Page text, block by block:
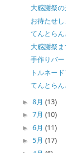
大感謝祭の
お待たせし
てんとら
大感謝祭ま
手作りバ
トルネー
てんとら
►8月(13)
►7月(10)
►6月(11)
► 5月(17)